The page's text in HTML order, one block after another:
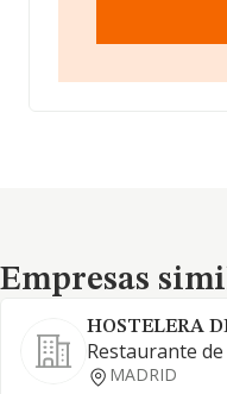
Empresas similares
Empresas
HOSTELERA
Restaurante
MADRID